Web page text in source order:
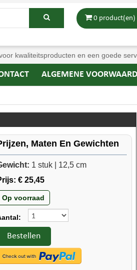
0 product(en)
kwaliteitsproducten en een goede
ALGEMENE
Maten En Gewichten
1 stuk | 12,5 cm
€ 25,45
Op voorraad
Bestellen